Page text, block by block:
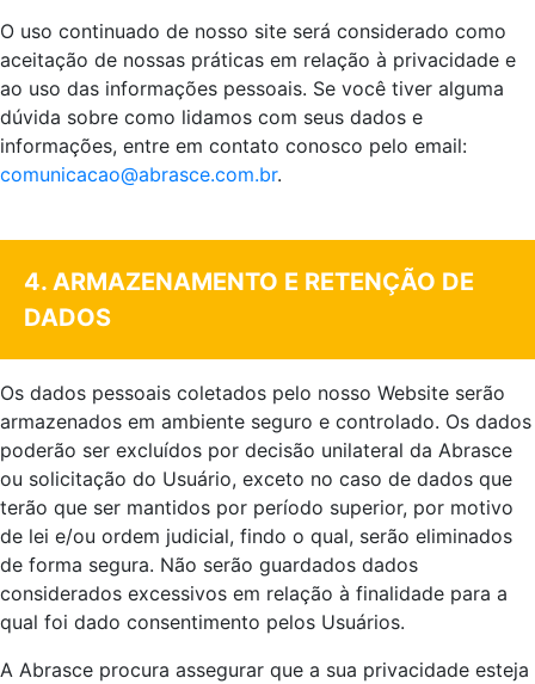
O uso continuado de nosso site será considerado como
aceitação de nossas práticas em relação à privacidade e
ao uso das informações pessoais. Se você tiver alguma
dúvida sobre como lidamos com seus dados e
informações, entre em contato conosco pelo email:
comunicacao@abrasce.com.br.
4. ARMAZENAMENTO E RETENÇÃO DE
DADOS
Os dados pessoais coletados pelo nosso Website serão
armazenados em ambiente seguro e controlado. Os dados
poderão ser excluídos por decisão unilateral da Abrasce
ou solicitação do Usuário, exceto no caso de dados que
terão que ser mantidos por período superior, por motivo
de lei e/ou ordem judicial, findo o qual, serão eliminados
de forma segura. Não serão guardados dados
considerados excessivos em relação à finalidade para a
qual foi dado consentimento pelos Usuários.
A Abrasce procura assegurar que a sua privacidade esteja